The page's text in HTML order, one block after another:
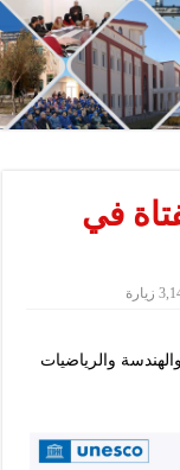
في
زيارة
والرياضيات